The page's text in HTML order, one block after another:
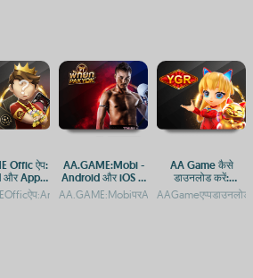
Offic ऐप:
और Apple
गाइड
AA.GAME:Mobi -
Android और iOS के
लिए ऐप डाउनलोड गाइड
AA Game कैसे
डाउनलोड करें:
Android और iOS
गाइड